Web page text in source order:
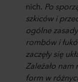
nich. Po
szkiców i
ogólne
rombów i
zaczęły się
Zależało
form w